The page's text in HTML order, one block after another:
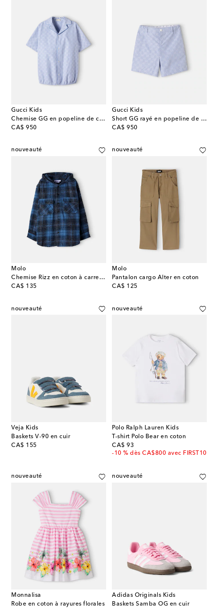
Gucci Kids
Chemise GG en popeline de coton
CA$ 950
original price
Gucci Kids
Short GG rayé en popeline de coton
CA$ 950
original price
nouveauté
Molo
Chemise Rizz en coton à carreaux
CA$ 135
original price
nouveauté
Molo
Pantalon cargo Alter en coton
CA$ 125
original price
nouveauté
Veja Kids
Baskets V-90 en cuir
CA$ 155
original price
nouveauté
Polo Ralph Lauren Kids
T-shirt Polo Bear en coton
CA$ 93
original price
-10 % dès CA$800 avec FIRST10
nouveauté
Monnalisa
Robe en coton à rayures florales
nouveauté
Adidas Originals Kids
Baskets Samba OG en cuir